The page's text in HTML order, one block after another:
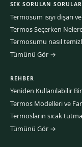
SIK SORULAN SORULAR
Termosum ısıyı dışarı
Termos Seçerken
Termosumu nasıl
Tümünü Gör →
REHBER
Yeniden Kullanılabilir
Termos Modelleri ve
Termosların sıcak
Tümünü Gör →